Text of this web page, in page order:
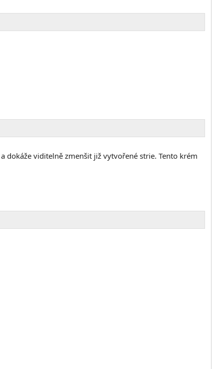
dokáže viditelně zmenšit již vytvořené strie. Tento krém